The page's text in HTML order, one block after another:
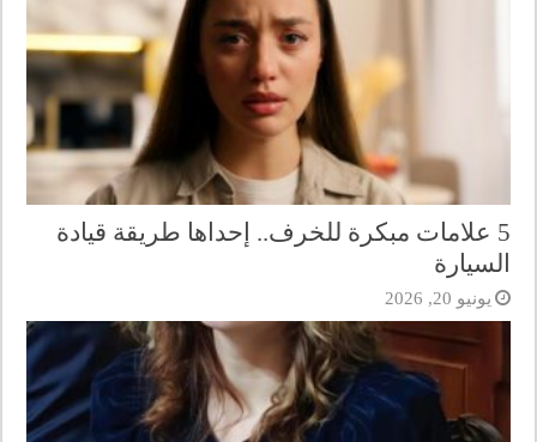
5 علامات مبكرة للخرف.. إحداها طريقة قيادة
السيارة
يونيو 20, 2026